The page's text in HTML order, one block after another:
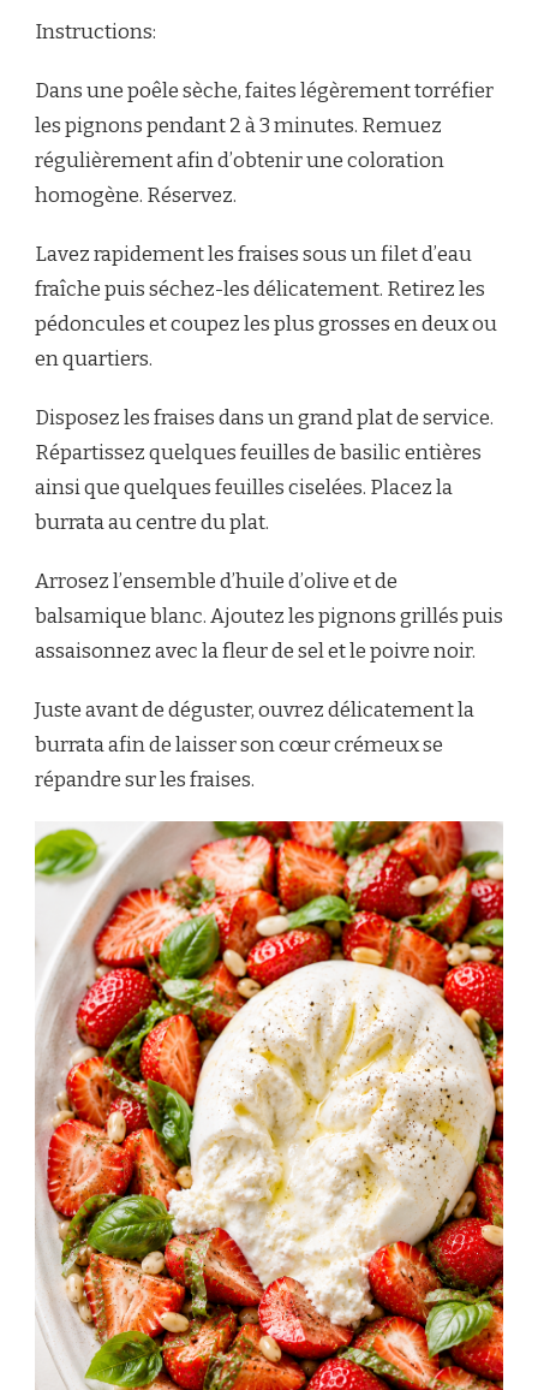
Instructions:
Dans une poêle sèche, faites légèrement torréfier
les pignons pendant 2 à 3 minutes. Remuez
régulièrement afin d’obtenir une coloration
homogène. Réservez.
Lavez rapidement les fraises sous un filet d’eau
fraîche puis séchez-les délicatement. Retirez les
pédoncules et coupez les plus grosses en deux ou
en quartiers.
Disposez les fraises dans un grand plat de service.
Répartissez quelques feuilles de basilic entières
ainsi que quelques feuilles ciselées. Placez la
burrata au centre du plat.
Arrosez l’ensemble d’huile d’olive et de
balsamique blanc. Ajoutez les pignons grillés puis
assaisonnez avec la fleur de sel et le poivre noir.
Juste avant de déguster, ouvrez délicatement la
burrata afin de laisser son cœur crémeux se
répandre sur les fraises.